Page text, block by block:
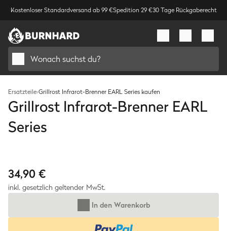
Kostenloser Standardversand ab 99 €Spedition 29 €30 Tage Rückgaberecht
Wonach suchst du?
Ersatzteile›Grillrost Infrarot-Brenner EARL Series kaufen
Grillrost Infrarot-Brenner EARL
Series
34,90 €
inkl. gesetzlich geltender MwSt.
In den Warenkorb